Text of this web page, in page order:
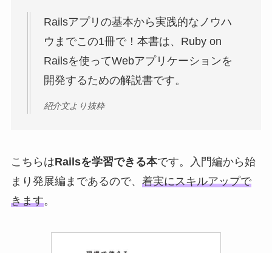
Railsアプリの基本から実践的なノウハ
ウまでこの1冊で！本書は、Ruby on
Railsを使ってWebアプリケーションを
開発するための解説書です。
紹介文より抜粋
こちらはRailsを学習できる本です。入門編から始
まり発展編まであるので、 着実にスキルアップで
きます。